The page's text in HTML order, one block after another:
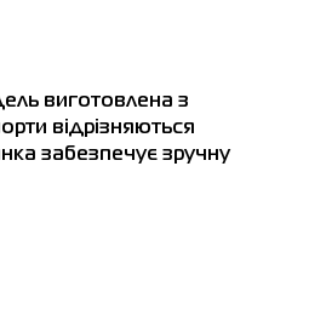
виготовлена з
відрізняються
забезпечує зручну